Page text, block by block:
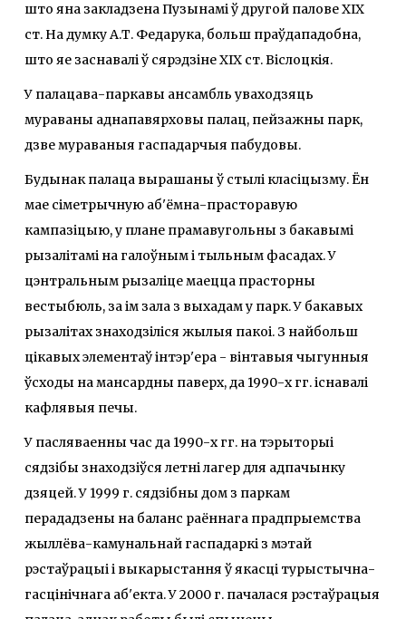
што яна закладзена Пузынамі ў другой палове ХІХ
ст. На думку А.Т. Федарука, больш праўдападобна,
што яе заснавалі ў сярэдзіне ХІХ ст. Віслоцкія.
У палацава-паркавы ансамбль уваходзяць
мураваны аднапавярховы палац, пейзажны парк,
дзве мураваныя гаспадарчыя пабудовы.
Будынак палаца вырашаны ў стылі класіцызму. Ён
мае сіметрычную аб'ёмна-прасторавую
кампазіцыю, у плане прамавугольны з бакавымі
рызалітамі на галоўным і тыльным фасадах. У
цэнтральным рызаліце маецца прасторны
вестыбюль, за ім зала з выхадам у парк. У бакавых
рызалітах знаходзіліся жылыя пакоі. З найбольш
цікавых элементаў інтэр'ера - вінтавыя чыгунныя
ўсходы на мансардны паверх, да 1990-х гг. існавалі
кафлявыя печы.
У пасляваенны час да 1990-х гг. на тэрыторыі
сядзібы знаходзіўся летні лагер для адпачынку
дзяцей. У 1999 г. сядзібны дом з паркам
перададзены на баланс раённага прадпрыемства
жыллёва-камунальнай гаспадаркі з мэтай
рэстаўрацыі і выкарыстання ў якасці турыстычна-
гасцінічнага аб'екта. У 2000 г. пачалася рэстаўрацыя